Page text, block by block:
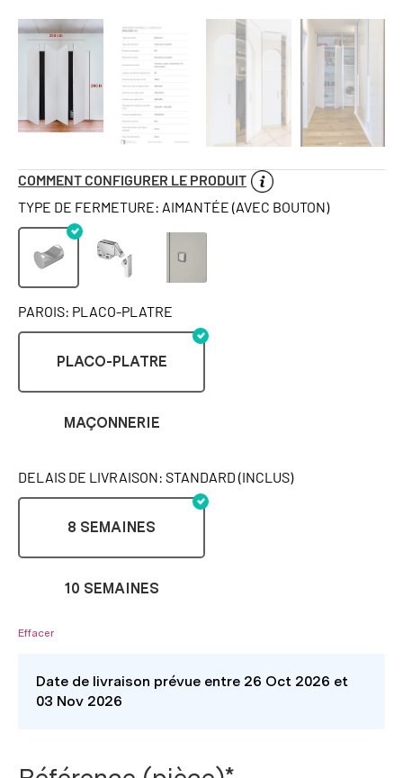
COMMENT CONFIGURER LE PRODUIT
TYPE DE FERMETURE: AIMANTÉE (AVEC BOUTON)
PAROIS: PLACO-PLATRE
PLACO-PLATRE
MAÇONNERIE
DELAIS DE LIVRAISON: STANDARD (INCLUS)
8 SEMAINES
10 SEMAINES
Effacer
Date de livraison prévue entre 26 Oct 2026 et
03 Nov 2026